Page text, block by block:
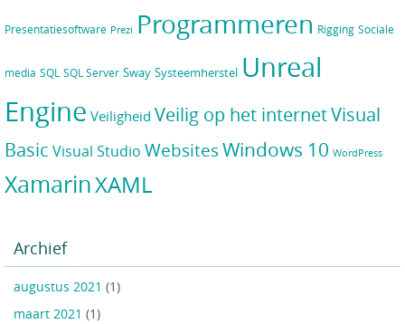
Presentatiesoftware Prezi Programmeren Rigging Sociale
media SQL SQL Server Sway Systeemherstel Unreal
Engine Veiligheid Veilig op het internetVisual
Basic Visual Studio WebsitesWindows 10 WordPress
XamarinXAML
Archief
augustus 2021 (1)
maart 2021 (1)